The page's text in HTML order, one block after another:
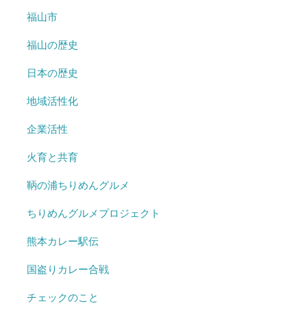
福山市
福山の歴史
日本の歴史
地域活性化
企業活性
火育と共育
鞆の浦ちりめんグルメ
ちりめんグルメプロジェクト
熊本カレー駅伝
国盗りカレー合戦
チェックのこと